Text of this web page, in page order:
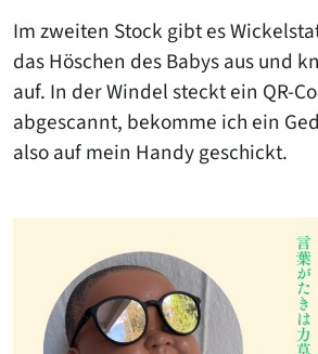
Im zweiten Stock gibt es
das Höschen des Babys aus und
auf. In der Windel steckt ein QR-
abgescannt, bekomme ich ein
also auf mein Handy geschickt.